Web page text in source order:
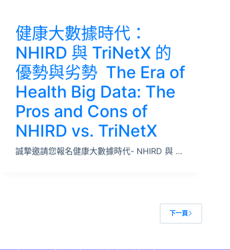
健康大數據時代：
NHIRD 與 TriNetX 的
優勢與劣勢 The Era of
Health Big Data: The
Pros and Cons of
NHIRD vs. TriNetX
誠摯邀請您報名健康大數據時代- NHIRD 與 …
下一頁